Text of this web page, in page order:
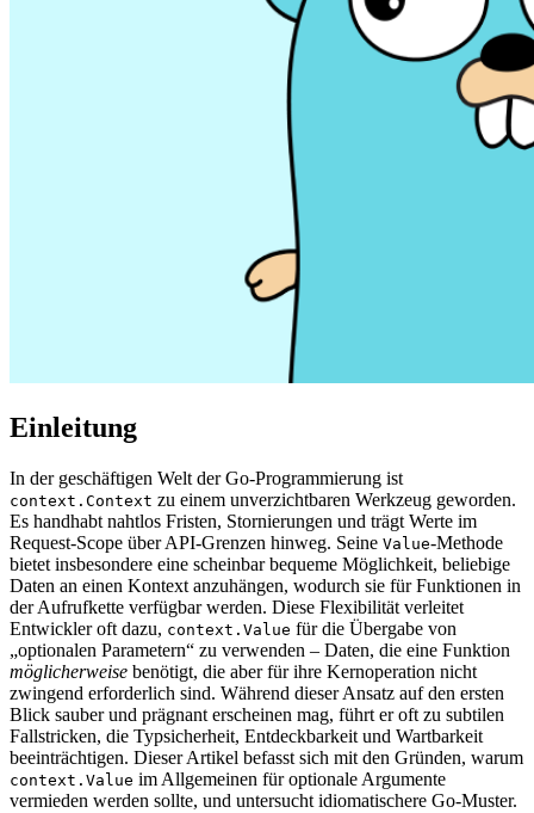
Einleitung
In der geschäftigen Welt der Go-Programmierung ist
context.Context zu einem unverzichtbaren Werkzeug geworden.
Es handhabt nahtlos Fristen, Stornierungen und trägt Werte im
Request-Scope über API-Grenzen hinweg. Seine Value-Methode
bietet insbesondere eine scheinbar bequeme Möglichkeit, beliebige
Daten an einen Kontext anzuhängen, wodurch sie für Funktionen in
der Aufrufkette verfügbar werden. Diese Flexibilität verleitet
Entwickler oft dazu, context.Value für die Übergabe von
„optionalen Parametern“ zu verwenden – Daten, die eine Funktion
möglicherweise benötigt, die aber für ihre Kernoperation nicht
zwingend erforderlich sind. Während dieser Ansatz auf den ersten
Blick sauber und prägnant erscheinen mag, führt er oft zu subtilen
Fallstricken, die Typsicherheit, Entdeckbarkeit und Wartbarkeit
beeinträchtigen. Dieser Artikel befasst sich mit den Gründen, warum
context.Value im Allgemeinen für optionale Argumente
vermieden werden sollte, und untersucht idiomatischere Go-Muster.